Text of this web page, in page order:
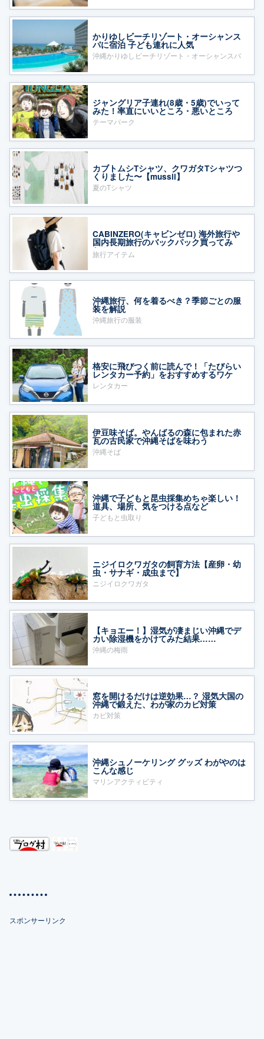
かりゆしビーチリゾート・オーシャンス
パに宿泊 子ども連れに人気
沖縄かりゆしビーチリゾート・オーシャンスパ
ジャングリア子連れ(8歳・5歳)でいって
みた！率直にいいところ・悪いところ
テーマパーク
カブトムシTシャツ、クワガタTシャツつ
くりました〜【mussii】
夏のTシャツ
CABINZERO(キャビンゼロ) 海外旅行や
国内長期旅行のバックパック買ってみ
た！
旅行アイテム
沖縄旅行、何を着るべき？季節ごとの服
装を解説
沖縄旅行の服装
格安に飛びつく前に読んで！「たびらい
レンタカー予約」をおすすめするワケ
レンタカー
伊豆味そば。やんばるの森に包まれた赤
瓦の古民家で沖縄そばを味わう
沖縄そば
沖縄で子どもと昆虫採集めちゃ楽しい！
道具、場所、気をつける点など
子どもと虫取り
ニジイロクワガタの飼育方法【産卵・幼
虫・サナギ・成虫まで】
ニジイロクワガタ
【キョエー！】湿気が凄まじい沖縄でデ
カい除湿機をかけてみた結果……
沖縄の梅雨
窓を開けるだけは逆効果…？ 湿気大国の
沖縄で鍛えた、わが家のカビ対策
カビ対策
沖縄シュノーケリング グッズ わがやのは
こんな感じ
マリンアクティビティ
スポンサーリンク